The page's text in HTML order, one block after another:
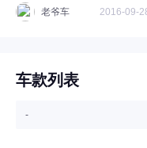
老爷车 2016-09-
车款列表
-